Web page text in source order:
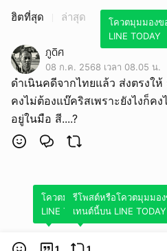
โควตมุมมอง
LINE TODAY
ฮิตที่สุด ล่าสุด
ภูดิศ
08 ก.ค. 2568 เวลา 08.05 น.
ดำเนินคดีจากไทยแล้ว ส่งตรงใ
คงไม่ต้องแบ๊คริสเพราะยังไงก็ค
อยู่ในมือ สี....?
โควตมุมมองของคุณผ่านคอนเ
LINE TODAY
รีโพสต์หรือโควตมุมมอ
เทนต์นี้บน LINE TODAY